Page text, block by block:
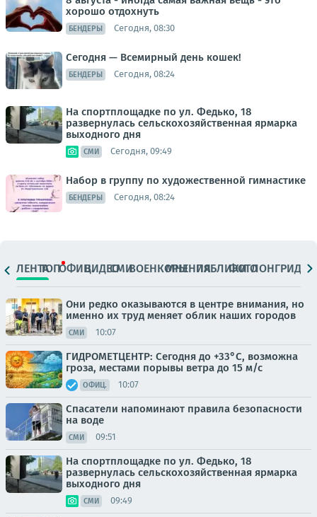
хорошо отдохнуть
БЕНДЕРЫ Сегодня, 08:30
Сегодня — Всемирный день кошек!
БЕНДЕРЫ Сегодня, 08:24
На спортплощадке по ул. Федько, 18
развернулась сельскохозяйственная ярмарка
выходного дня
СМИ Сегодня, 09:49
Набор в группу по художественной гимнастике
БЕНДЕРЫ Сегодня, 08:24
ЛЕНТАТОПОФИЦ.ВИДЕОСМИВОЕНКОРЫМНЕНИЯПАБЛИКИ
ФОТОЛОНГРИДЫ
Они редко оказываются в центре внимания, но
именно их труд меняет облик наших городов
СМИ 10:07
ГИДРОМЕТЦЕНТР: Сегодня до +33°С, возможна
гроза, местами порывы ветра до 15 м/с
ОФИЦ. 10:07
Спасатели напоминают правила безопасности
на воде
СМИ 09:51
На спортплощадке по ул. Федько, 18
развернулась сельскохозяйственная ярмарка
выходного дня
СМИ 09:49